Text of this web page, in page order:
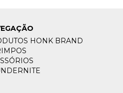
HONK BRAND